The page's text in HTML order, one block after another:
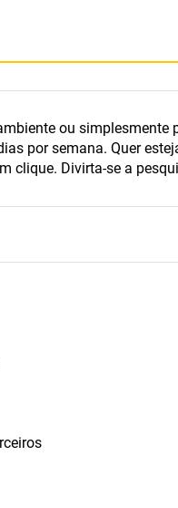
ou
por semana. Quer
clique. Divirta-se a